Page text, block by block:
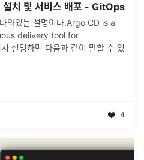
치 및 서비스 배포 - GitOps
와있는 설명이다.Argo CD is a
delivery tool for
설명하면 다음과 같이 말할 수 있
4